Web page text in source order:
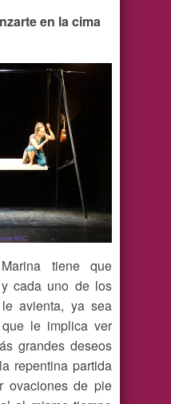
en la cima
tiene que
cada uno de los
avienta, ya sea
le implica ver
grandes deseos
repentina partida
ovaciones de pie